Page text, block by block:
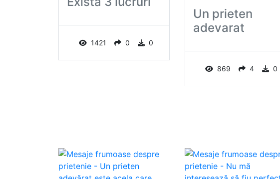
1421 0 0
Un prieten
adevarat
869 4 0